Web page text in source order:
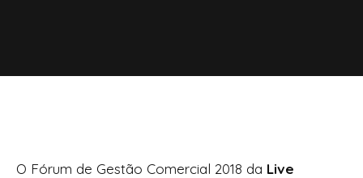
O Fórum de Gestão Comercial 2018 da Live